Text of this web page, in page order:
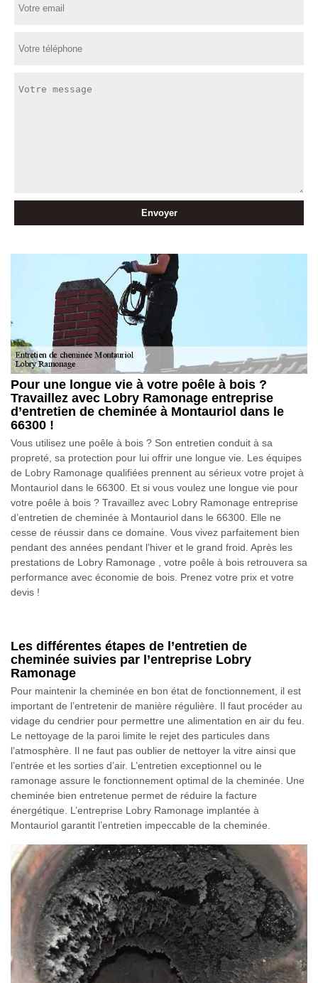
Pour une longue vie à votre poêle à bois ?
Travaillez avec Lobry Ramonage entreprise
d’entretien de cheminée à Montauriol dans le
66300 !
Vous utilisez une poêle à bois ? Son entretien conduit à sa
propreté, sa protection pour lui offrir une longue vie. Les équipes
de Lobry Ramonage qualifiées prennent au sérieux votre projet à
Montauriol dans le 66300. Et si vous voulez une longue vie pour
votre poêle à bois ? Travaillez avec Lobry Ramonage entreprise
d’entretien de cheminée à Montauriol dans le 66300. Elle ne
cesse de réussir dans ce domaine. Vous vivez parfaitement bien
pendant des années pendant l’hiver et le grand froid. Après les
prestations de Lobry Ramonage , votre poêle à bois retrouvera sa
performance avec économie de bois. Prenez votre prix et votre
devis !
Les différentes étapes de l’entretien de
cheminée suivies par l’entreprise Lobry
Ramonage
Pour maintenir la cheminée en bon état de fonctionnement, il est
important de l’entretenir de manière régulière. Il faut procéder au
vidage du cendrier pour permettre une alimentation en air du feu.
Le nettoyage de la paroi limite le rejet des particules dans
l’atmosphère. Il ne faut pas oublier de nettoyer la vitre ainsi que
l’entrée et les sorties d’air. L’entretien exceptionnel ou le
ramonage assure le fonctionnement optimal de la cheminée. Une
cheminée bien entretenue permet de réduire la facture
énergétique. L’entreprise Lobry Ramonage implantée à
Montauriol garantit l’entretien impeccable de la cheminée.